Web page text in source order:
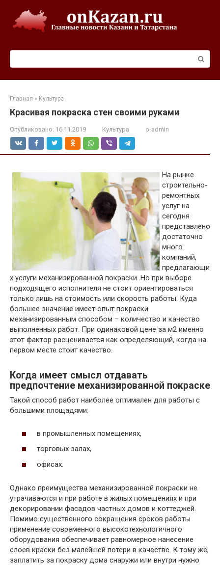
контенту
Главная » Культура
Красивая покраска стен своими руками
Опубликовано: 16.11.2019 Культура o-admin
На рынке
строительно-
ремонтных
услуг на
сегодня
представлено
достаточно
много
компаний,
предлагающи
х услуги механизированной покраски. Но при выборе
подходящего исполнителя не стоит ориентироваться
только лишь на стоимость или скорость работы. Куда
большее значение имеет опыт покраски
механизированным способом – количество и качество
выполненных работ. При одинаковой цене за м2 именно
этот фактор расценивается как определяющий, когда на
первом месте стоит качество.
Когда имеет смысл отдавать
предпочтение механизированной покраске
Такой способ работ наиболее оптимален для работы с
большими площадями:
в промышленных помещениях,
торговых залах,
офисах.
Однако преимущества механизированной покраски не
утрачиваются и при работе в жилых помещениях и при
декорировании фасадов частных домов и коттеджей.
Помимо существенного сокращения сроков работы
применение современного высокотехнологичного
оборудования обеспечивает равномерное нанесение
слоев краски без малейшей потери в качестве. К тому же,
заплатить за покраску дома снаружи или внутри нужно